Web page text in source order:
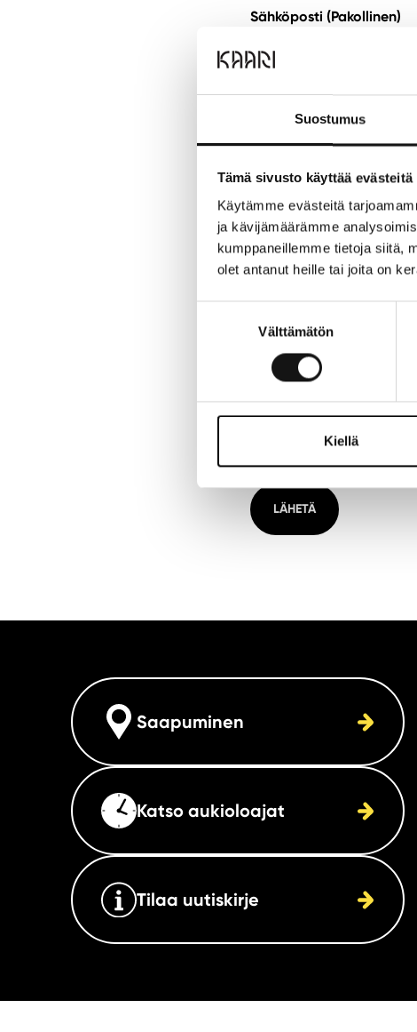
Suostumus
Tämä sivusto käyttää evästeitä
Käytämme evästeitä
ja kävijämäärämme
kumppaneillemme tietoja siitä,
olet antanut heille tai joita on
Välttämätön
Kiellä
Sähköposti (Pakollinen)
Syötä sähköpostiosoite
Palaute (Pakollinen)
0 / 600 merkkien
Saapuminen
Katso aukioloajat
Tilaa uutiskirje